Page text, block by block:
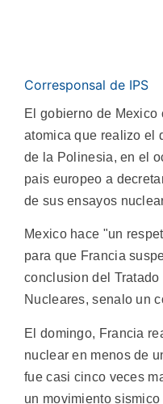
Corresponsal de IPS
El gobierno de
atomica que realizo el
de la Polinesia, en el
pais europeo a
de sus ensayos
Mexico hace "un
para que Francia
conclusion del
Nucleares, senalo un
El domingo, Francia
nuclear en menos de
fue casi cinco veces
un movimiento